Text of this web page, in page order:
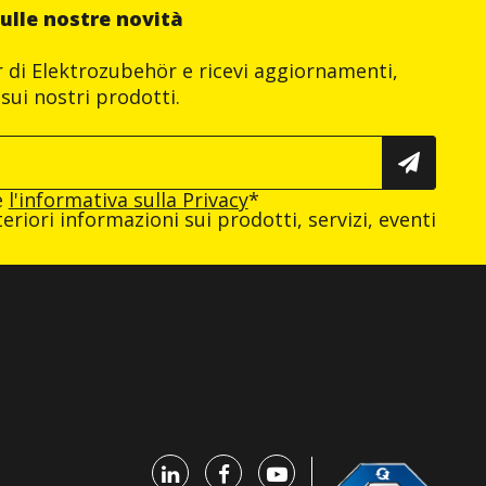
nostre novità
Elektrozubehör e ricevi aggiornamenti,
nostri prodotti.
l'informativa sulla Privacy*
informazioni sui prodotti, servizi, eventi